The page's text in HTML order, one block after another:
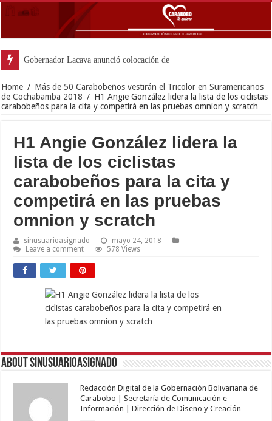
Gobernador Lacava anunció colocación de más de mil 500
Home / Más de 50 Carabobeños vestirán el Tricolor en Suramericanos
de Cochabamba 2018 / H1 Angie González lidera la lista de los ciclistas
carabobeños para la cita y competirá en las pruebas omnion y scratch
H1 Angie González lidera la
lista de los ciclistas
carabobeños para la cita y
competirá en las pruebas
omnion y scratch
sinusuarioasignado
mayo 24, 2018
Leave a comment
578 Views
About sinusuarioasignado
Redacción Digital de la Gobernación Bolivariana de
Carabobo | Secretaría de Comunicación e
Información | Dirección de Diseño y Creación